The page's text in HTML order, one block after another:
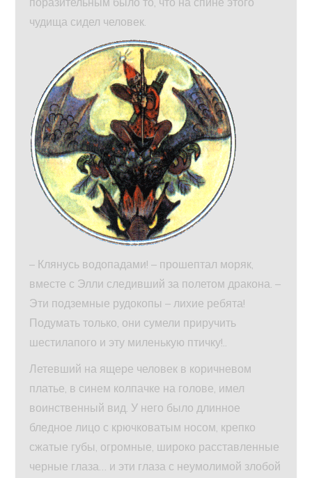
чудища сидел человек.
– Клянусь водопадами! – прошептал моряк,
вместе с Элли следивший за полетом дракона. –
Эти подземные рудокопы – лихие ребята!
Подумать только, они сумели приручить
шестилапого и эту миленькую птичку!..
Летевший на ящере человек в коричневом
платье, в синем колпачке на голове, имел
воинственный вид. У него было длинное
бледное лицо с крючковатым носом, крепко
сжатые губы, огромные, широко расставленные
черные глаза… и эти глаза с неумолимой злобой